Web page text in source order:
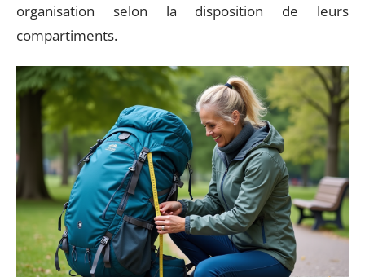
organisation selon la disposition de leurs
compartiments.